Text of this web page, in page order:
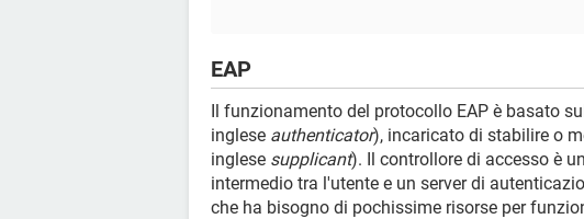
EAP
Il funzionamento del protocollo EAP è basato
inglese authenticator), incaricato di stabilire o
inglese supplicant). Il controllore di accesso è
intermedio tra l'utente e un server di
che ha bisogno di pochissime risorse per